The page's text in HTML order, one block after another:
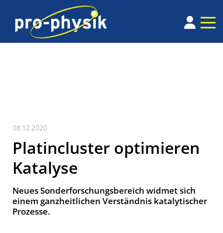
08.12.2020
Platincluster optimieren
Katalyse
Neues Sonderforschungsbereich widmet sich
einem ganzheitlichen Verständnis katalytischer
Prozesse.